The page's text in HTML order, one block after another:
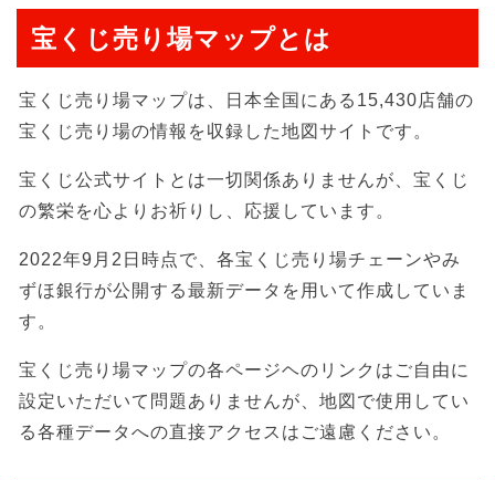
宝くじ売り場マップとは
宝くじ売り場マップは、日本全国にある15,430店舗の
宝くじ売り場の情報を収録した地図サイトです。
宝くじ公式サイトとは一切関係ありませんが、宝くじ
の繁栄を心よりお祈りし、応援しています。
2022年9月2日時点で、各宝くじ売り場チェーンやみ
ずほ銀行が公開する最新データを用いて作成していま
す。
宝くじ売り場マップの各ページヘのリンクはご自由に
設定いただいて問題ありませんが、地図で使用してい
る各種データへの直接アクセスはご遠慮ください。